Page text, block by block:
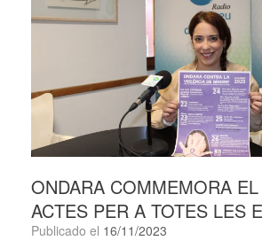
ONDARA COMMEMORA
ACTES PER A TOTES LES
Publicado el 16/11/2023